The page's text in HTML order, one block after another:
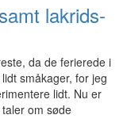
lakrids-
da de ferierede i
småkager, for jeg
lidt. Nu er
om søde